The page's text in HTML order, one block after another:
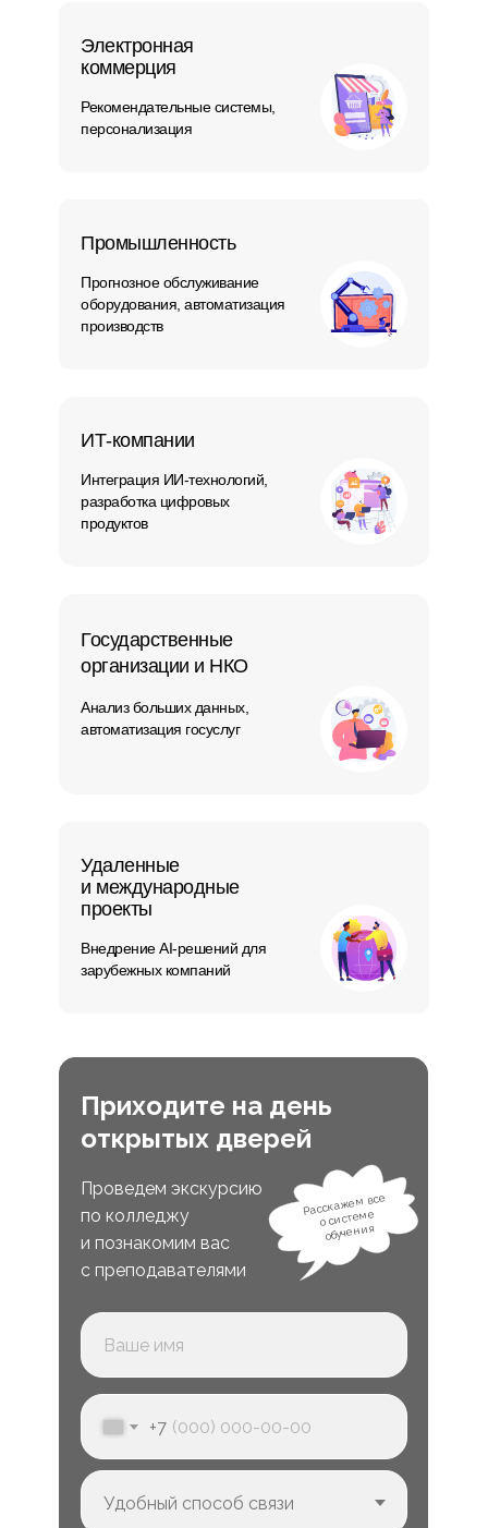
Электронная
коммерция
Рекомендательные системы,
персонализация
Промышленность
Прогнозное обслуживание
оборудования, автоматизация
производств
Удаленные
и международные
проекты
Внедрение AI-решений для
зарубежных компаний
Государственные
организации и НКО
Анализ больших данных,
автоматизация госуслуг
ИТ-компании
Интеграция ИИ-технологий,
разработка цифровых
продуктов
Приходите на день
открытых дверей
Проведем экскурсию
по колледжу
и познакомим вас
с преподавателями
Расскажем все
о системе
обучения
+7